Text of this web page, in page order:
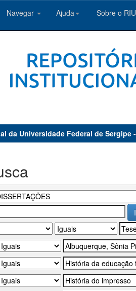
Navegar Ajuda Sobre o
da Universidade Federal de Sergipe -